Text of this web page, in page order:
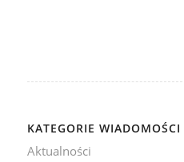
KATEGORIE WIADOMOŚCI
Aktualności